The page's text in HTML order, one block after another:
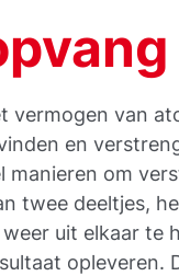
vermogen van
en
manieren om
twee deeltjes,
uit elkaar te
opleveren.